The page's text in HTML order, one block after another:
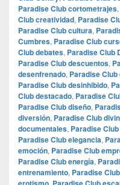
Paradise Club cortometrajes,
Club creatividad, Paradise
Paradise Club cultura,
Cumbres, Paradise Club
Club debates, Paradise Club
Paradise Club descuentos,
desenfrenado, Paradise Club
Paradise Club desinhibido,
Club destacado, Paradise
Paradise Club diseño,
diversión, Paradise Club
documentales, Paradise
Paradise Club elegancia,
emoción, Paradise Club
Paradise Club energía,
entrenamiento, Paradise